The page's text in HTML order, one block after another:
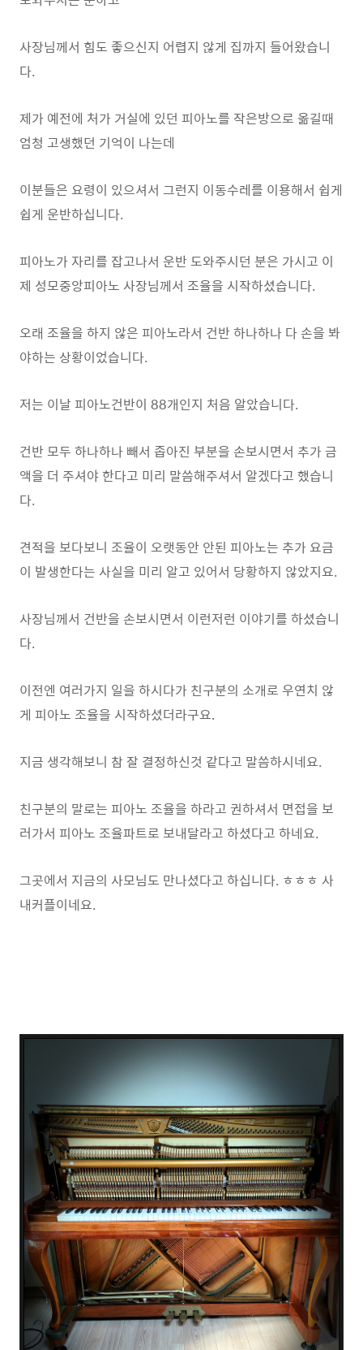
사장님께서 힘도 좋으신지 어렵지 않게 집까지 들어왔습니
다.
제가 예전에 처가 거실에 있던 피아노를 작은방으로 옮길때
엄청 고생했던 기억이 나는데
이분들은 요령이 있으셔서 그런지 이동수레를 이용해서 쉽게
쉽게 운반하십니다.
피아노가 자리를 잡고나서 운반 도와주시던 분은 가시고 이
제 성모중앙피아노 사장님께서 조율을 시작하셨습니다.
오래 조율을 하지 않은 피아노라서 건반 하나하나 다 손을 봐
야하는 상황이었습니다.
저는 이날 피아노건반이 88개인지 처음 알았습니다.
건반 모두 하나하나 빼서 좁아진 부분을 손보시면서 추가 금
액을 더 주셔야 한다고 미리 말씀해주셔서 알겠다고 했습니
다.
견적을 보다보니 조율이 오랫동안 안된 피아노는 추가 요금
이 발생한다는 사실을 미리 알고 있어서 당황하지 않았지요.
사장님께서 건반을 손보시면서 이런저런 이야기를 하셨습니
다.
이전엔 여러가지 일을 하시다가 친구분의 소개로 우연치 않
게 피아노 조율을 시작하셨더라구요.
지금 생각해보니 참 잘 결정하신것 같다고 말씀하시네요.
친구분의 말로는 피아노 조율을 하라고 권하셔서 면접을 보
러가서 피아노 조율파트로 보내달라고 하셨다고 하네요.
그곳에서 지금의 사모님도 만나셨다고 하십니다. ㅎㅎㅎ 사
내커플이네요.